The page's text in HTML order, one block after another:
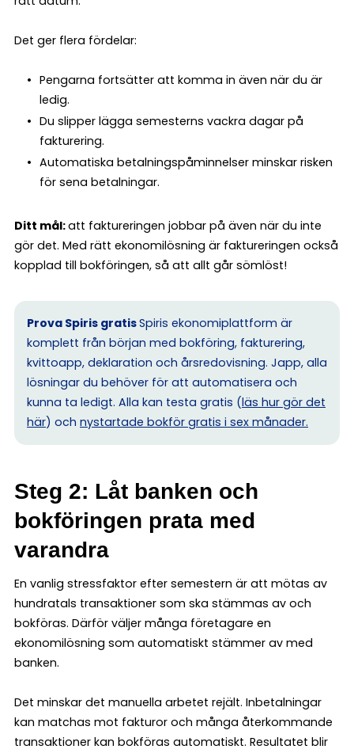
Det ger flera fördelar:
Pengarna fortsätter att komma in även när du är
ledig.
Du slipper lägga semesterns vackra dagar på
fakturering.
Automatiska betalningspåminnelser minskar risken
för sena betalningar.
Ditt mål:att faktureringen jobbar på även när du inte
gör det. Med rätt ekonomilösning är faktureringen också
kopplad till bokföringen, så att allt går sömlöst!
Prova Spiris gratisSpiris ekonomiplattform är
komplett från början med bokföring, fakturering,
kvittoapp, deklaration och årsredovisning. Japp, alla
lösningar du behöver för att automatisera och
kunna ta ledigt. Alla kan testa gratis (läs hur gör det
här) och nystartade bokför gratis i sex månader.
Steg 2: Låt banken och
bokföringen prata med
varandra
En vanlig stressfaktor efter semestern är att mötas av
hundratals transaktioner som ska stämmas av och
bokföras. Därför väljer många företagare en
ekonomilösning som automatiskt stämmer av med
banken.
Det minskar det manuella arbetet rejält. Inbetalningar
kan matchas mot fakturor och många återkommande
transaktioner kan bokföras automatiskt. Resultatet blir